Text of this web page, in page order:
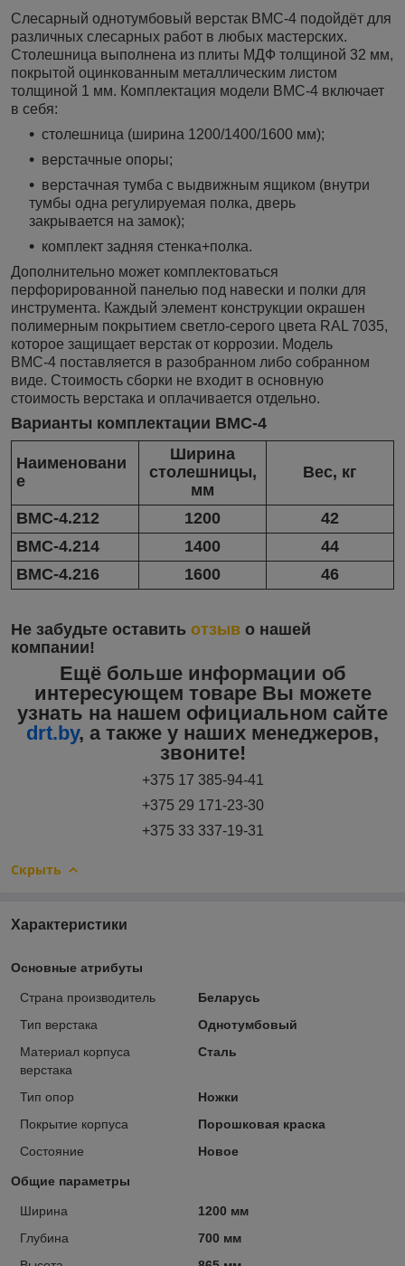
Слесарный однотумбовый верстак ВМС-4 подойдёт для
различных слесарных работ в любых мастерских.
Столешница выполнена из плиты МДФ толщиной 32 мм,
покрытой оцинкованным металлическим листом
толщиной 1 мм. Комплектация модели ВМС-4 включает
в себя:
столешница (ширина 1200/1400/1600 мм);
верстачные опоры;
верстачная тумба с выдвижным ящиком (внутри
тумбы одна регулируемая полка, дверь
закрывается на замок);
комплект задняя стенка+полка.
Дополнительно может комплектоваться
перфорированной панелью под навески и полки для
инструмента. Каждый элемент конструкции окрашен
полимерным покрытием светло-серого цвета RAL 7035,
которое защищает верстак от коррозии. Модель
ВМС-4 поставляется в разобранном либо собранном
виде. Стоимость сборки не входит в основную
стоимость верстака и оплачивается отдельно.
Варианты комплектации ВМС-4
Наименовани
е
Ширина
столешницы,
мм
Вес, кг
ВМС-4.212 1200
42
ВМС-4.214
1400
44
ВМС-4.216
1600 46
Не забудьте оставить отзыв о нашей
компании!
Ещё больше информации об
интересующем товаре Вы можете
узнать на нашем официальном сайте
drt.by, а также у наших менеджеров,
звоните!
+375 17 385-94-41
+375 29 171-23-30
+375 33 337-19-31
Скрыть
Характеристики
Основные атрибуты
Страна производитель
Беларусь
Тип верстака
Однотумбовый
Материал корпуса
верстака
Сталь
Тип опор
Ножки
Покрытие корпуса
Порошковая краска
Состояние
Новое
Общие параметры
Ширина
1200 мм
Глубина
700 мм